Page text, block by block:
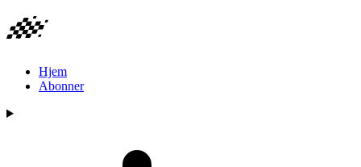
Hjem
Abonner